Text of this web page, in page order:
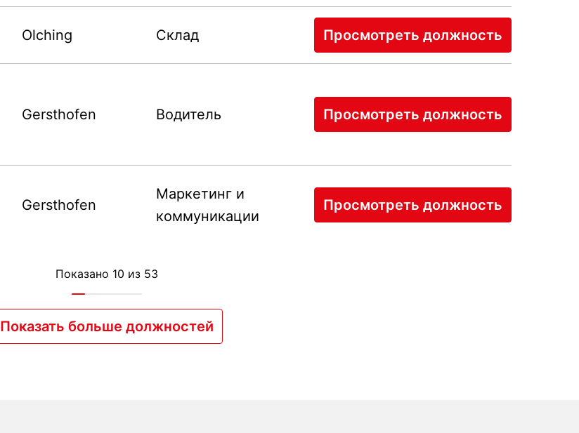
Olching Склад Просмотреть должность
Gersthofen Водитель Просмотреть должность
Gersthofen
Маркетинг и
коммуникации
Просмотреть должность
Показано 10 из 53
Показать больше должностей